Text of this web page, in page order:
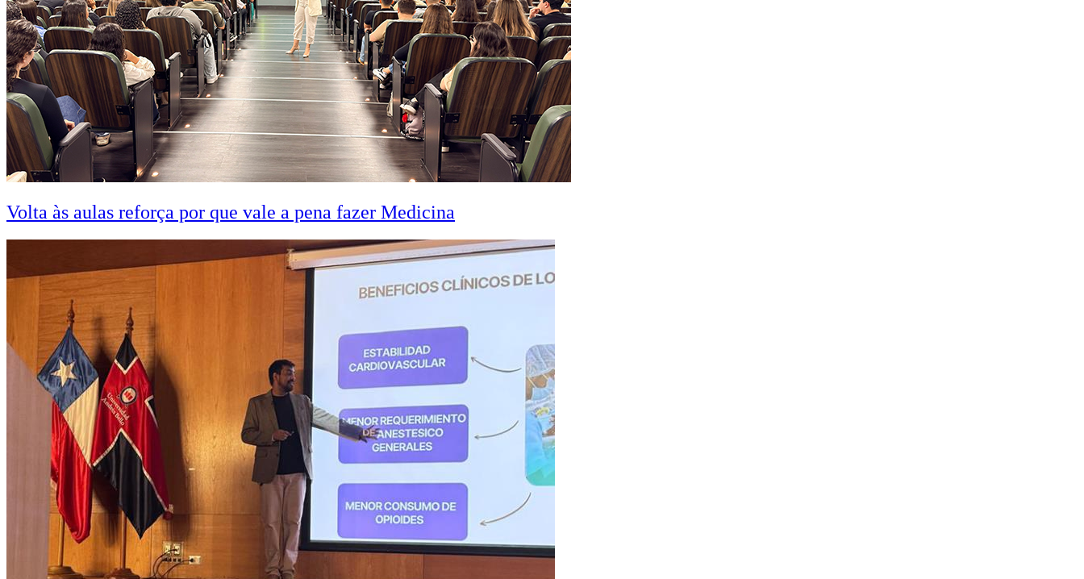
Volta às aulas reforça por que vale a pena fazer Medicina